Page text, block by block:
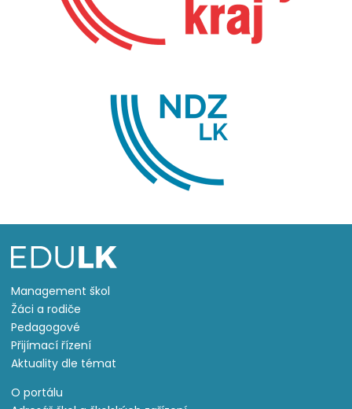
Management škol
Žáci a rodiče
Pedagogové
Přijímací řízení
Aktuality dle témat
O portálu